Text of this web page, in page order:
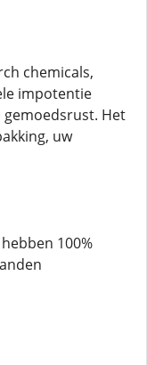
chemicals,
impotentie
Het
uw
100%